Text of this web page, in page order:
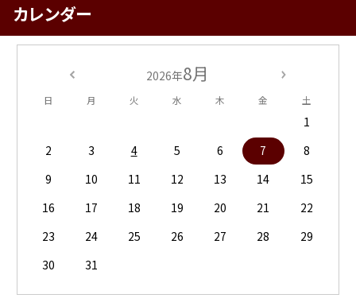
カレンダー
2026年8月
日 月 火 水 木 金 土
1
2
3 4 5 6 7
8
9
10 11 12 13 14
15
16
17 18 19 20 21
22
23
24 25 26 27 28
29
30
31